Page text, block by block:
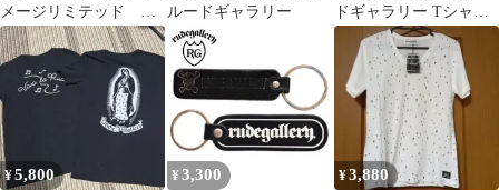
メージリミテッド ノ
ースリーブルードギャ
ラリー
ルードギャラリー
ドギャラリー Tシャツ
2 黒 2015ss
¥5,800 ¥ 3,300 ¥3,880